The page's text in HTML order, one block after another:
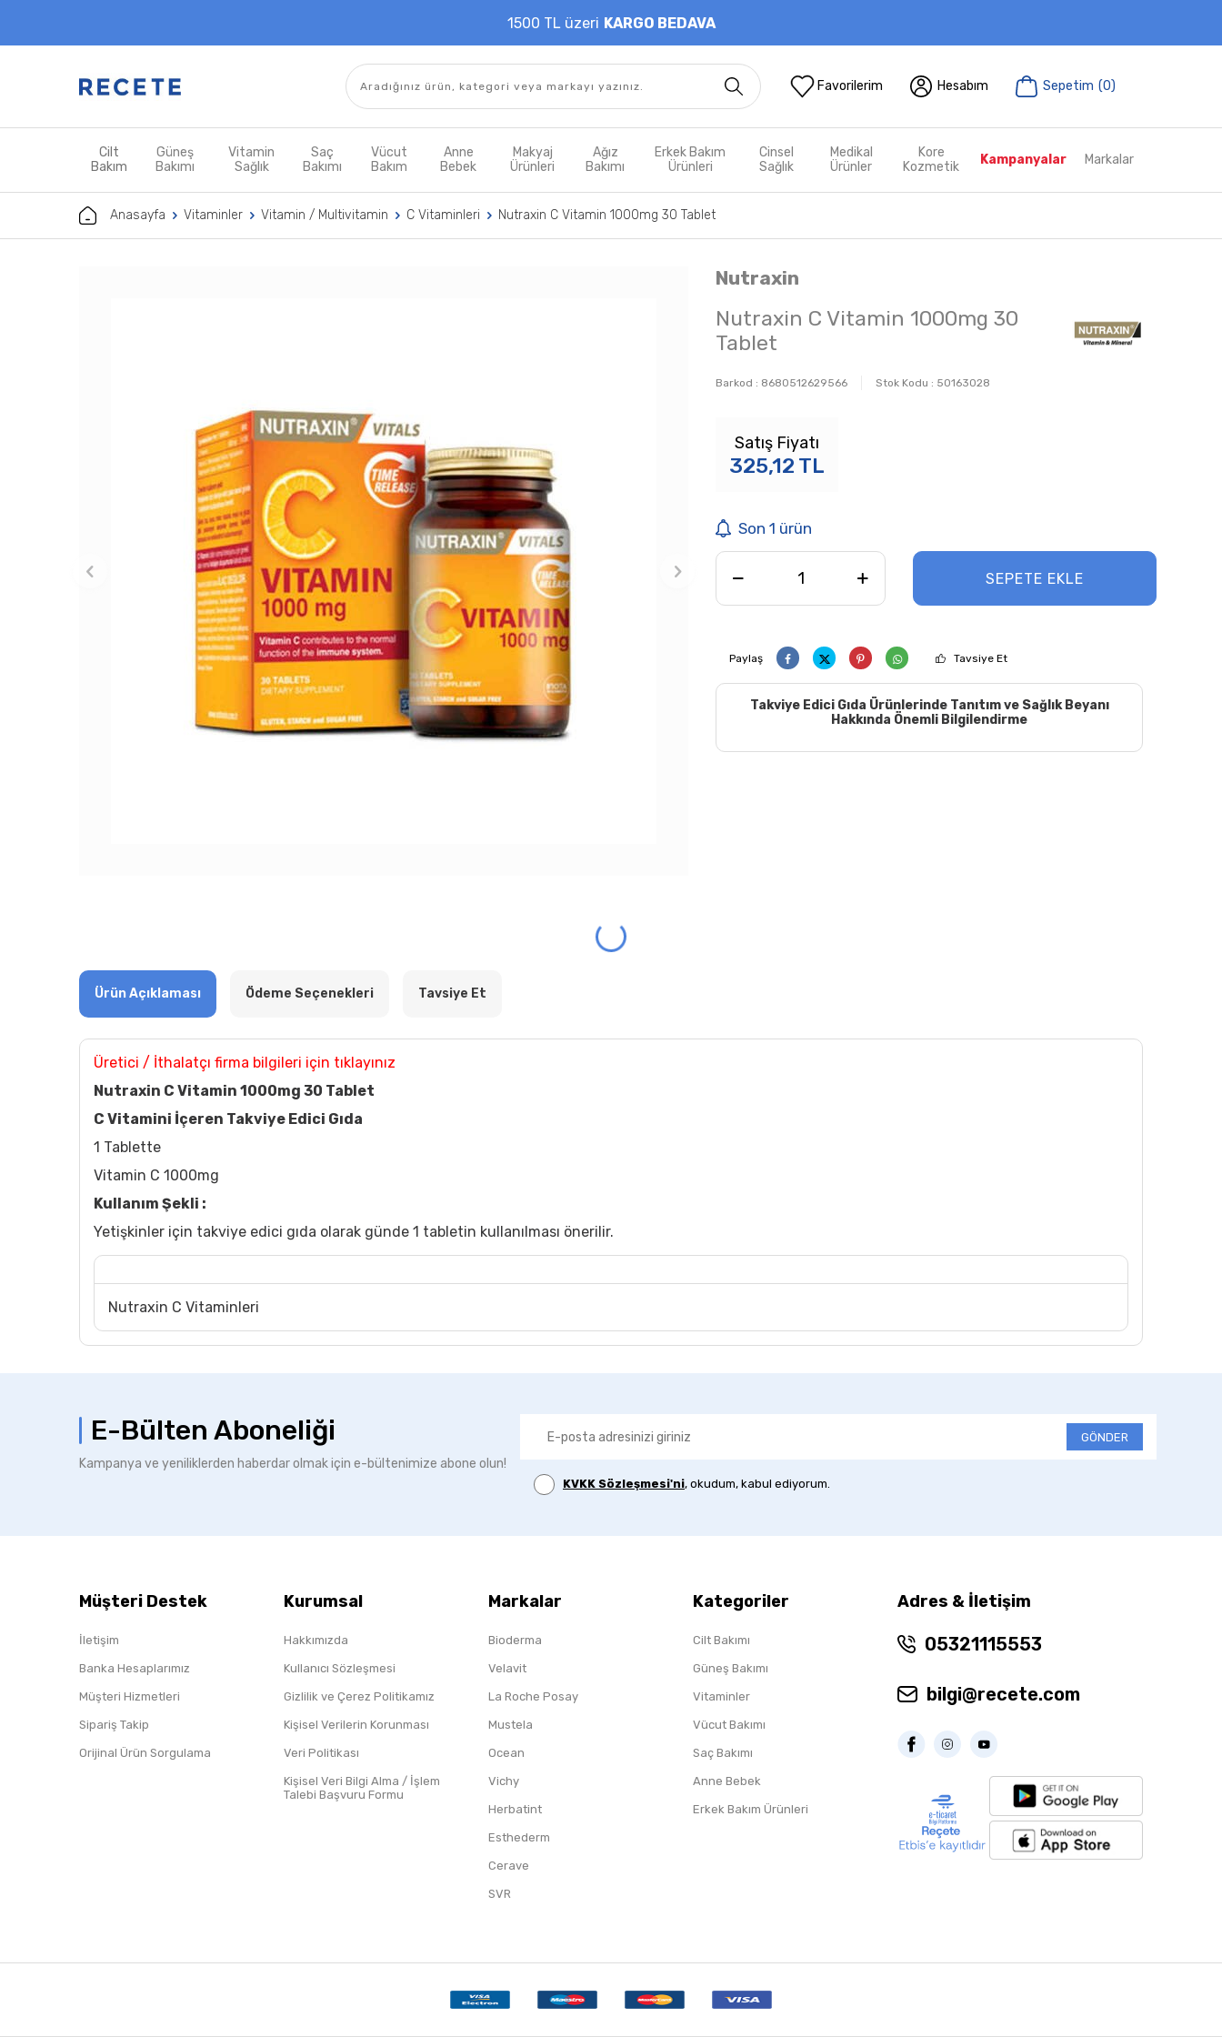
1500 TL üzeri KARGO BEDAVA
Favorilerim Hesabım Sepetim (0)
Cilt
Bakım
Güneş
Bakımı
Vitamin
Sağlık
Saç
Bakımı
Vücut
Bakım
Anne
Bebek
Makyaj
Ürünleri
Ağız
Bakımı
Erkek Bakım
Ürünleri
Cinsel
Sağlık
Medikal
Ürünler
Kore
Kozmetik
Kampanyalar Markalar
Anasayfa Vitaminler Vitamin / Multivitamin C Vitaminleri Nutraxin C Vitamin 1000mg 30 Tablet
Nutraxin
Nutraxin C Vitamin 1000mg 30
Tablet
Barkod : 8680512629566 Stok Kodu : 50163028
Satış Fiyatı
325,12 TL
Son 1 ürün
SEPETE EKLE
Paylaş Tavsiye Et
Takviye Edici Gıda Ürünlerinde Tanıtım ve Sağlık Beyanı
Hakkında Önemli Bilgilendirme
Ürün Açıklaması Ödeme Seçenekleri Tavsiye Et
Üretici / İthalatçı firma bilgileri için tıklayınız
Nutraxin C Vitamin 1000mg 30 Tablet
C Vitamini İçeren Takviye Edici Gıda
1 Tablette
Vitamin C 1000mg
Kullanım Şekli :
Yetişkinler için takviye edici gıda olarak günde 1 tabletin kullanılması önerilir.
Nutraxin C Vitaminleri
E-Bülten Aboneliği
Kampanya ve yeniliklerden haberdar olmak için e-bültenimize abone olun!
GÖNDER
KVKK Sözleşmesi'ni, okudum, kabul ediyorum.
Müşteri Destek
İletişim
Banka Hesaplarımız
Müşteri Hizmetleri
Sipariş Takip
Orijinal Ürün Sorgulama
Kurumsal
Hakkımızda
Kullanıcı Sözleşmesi
Gizlilik ve Çerez Politikamız
Kişisel Verilerin Korunması
Veri Politikası
Kişisel Veri Bilgi Alma / İşlem
Talebi Başvuru Formu
Markalar
Bioderma
Velavit
La Roche Posay
Mustela
Ocean
Vichy
Herbatint
Esthederm
Cerave
SVR
Kategoriler
Cilt Bakımı
Güneş Bakımı
Vitaminler
Vücut Bakımı
Saç Bakımı
Anne Bebek
Erkek Bakım Ürünleri
Adres & İletişim
05321115553
bilgi@recete.com